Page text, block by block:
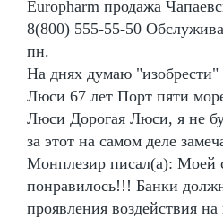
Europharm продажа
8(800) 555-55-50
пн.
На днях думаю
Люси 67 лет Порт пяти
Люси Дорогая Люси, я не
за этот на самом деле
Монплезир писал(а): Моей
понравилось!!! Банки
проявления воздействия